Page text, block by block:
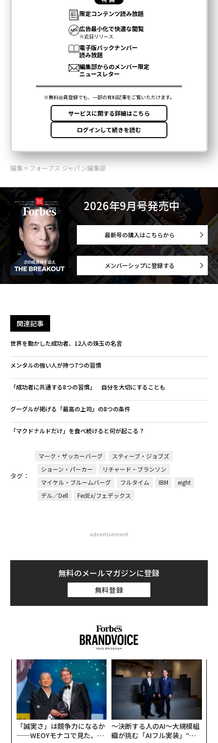
編集＝フォーブス ジャパン編集部
2026年9月号発売中
最新号の購入はこちらから
メンバーシップに登録する
関連記事
世界を動かした成功者、12人の珠玉の名言
メンタルの強い人が持つ7つの習慣
「成功者に共通する8つの習慣」 自分を大切にすることも
グーグルが掲げる「最高の上司」の8つの条件
「マクドナルドだけ」を食べ続けると何が起こる？
タグ：
マーク・ザッカーバーグ
スティーブ・ジョブズ
ショーン・パーカー
リチャード・ブランソン
マイケル・ブルームバーグ
フルタイム IBM
eight
デル／Dell
FedEx/フェデックス
advertisement
無料のメールマガジンに登録
無料登録
「誠実さ」は競争力になるか
──WEOYモナコで見た、く
〜決断する人のAI〜大規模組
織が挑む「AIフル実装」“使